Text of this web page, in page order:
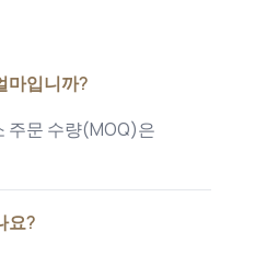
마입니까?
주문 수량(MOQ)은
요?